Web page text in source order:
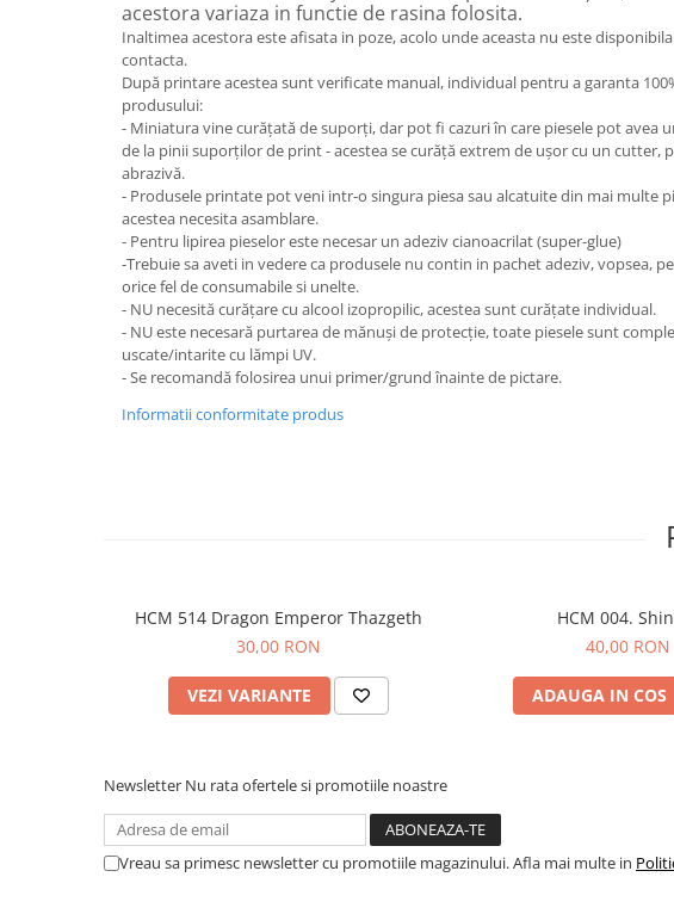
acestora variaza in functie de rasina folosita.
Inaltimea acestora este afisata in poze, acolo unde aceasta nu este
contacta.
După printare acestea sunt verificate manual, individual pentru a garanta
produsului:
- Miniatura vine curățată de suporți, dar pot fi cazuri în care piesele pot avea
de la pinii suporților de print - acestea se curăță extrem de ușor cu un cutter,
abrazivă.
- Produsele printate pot veni intr-o singura piesa sau alcatuite din mai multe
acestea necesita asamblare.
- Pentru lipirea pieselor este necesar un adeziv cianoacrilat (super-glue)
-Trebuie sa aveti in vedere ca produsele nu contin in pachet adeziv, vopsea,
orice fel de consumabile si unelte.
- NU necesită curățare cu alcool izopropilic, acestea sunt curățate individual.
- NU este necesară purtarea de mănuși de protecție, toate piesele sunt
uscate/intarite cu lămpi UV.
- Se recomandă folosirea unui primer/grund înainte de pictare.
Informatii conformitate produs
HCM 514 Dragon Emperor Thazgeth
30,00 RON
VEZI VARIANTE
HCM 004.
40,00 RON
ADAUGA IN COS
Newsletter Nu rata ofertele si promotiile noastre
Vreau sa primesc newsletter cu promotiile magazinului. Afla mai multe in